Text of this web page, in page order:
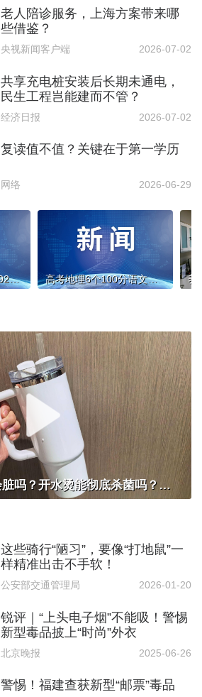
老人陪诊服务，上海方案带来哪
些借鉴？
央视新闻客户端 2026-07-02
共享充电桩安装后长期未通电，
民生工程岂能建而不管？
经济日报 2026-07-02
复读值不值？关键在于第一学历
网络 2026-06-29
直通清北，精华学校692分学子谈复读 高考地理6个100分语文平均122分：精华学校精粹班这两位老师“有说法”
只装白开水就不会脏吗？开水烫能彻底杀菌吗？感控专家详解“吸管杯”藏菌真相｜都视频·热观察
这些骑行“陋习”，要像“打地鼠”一
样精准出击不手软！
公安部交通管理局 2026-01-20
锐评｜“上头电子烟”不能吸！警惕
新型毒品披上“时尚”外衣
北京晚报 2025-06-26
警惕！福建查获新型“邮票”毒品